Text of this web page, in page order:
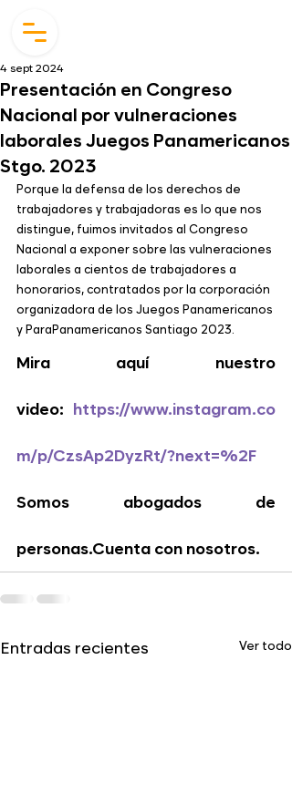
Presentación en Congreso
Nacional por vulneraciones
laborales Juegos Panamericanos
Stgo. 2023
4 sept 2024
Porque la defensa de los derechos de
trabajadores y trabajadoras es lo que nos
distingue, fuimos invitados al Congreso
Nacional a exponer sobre las vulneraciones
laborales a cientos de trabajadores a
honorarios, contratados por la corporación
organizadora de los Juegos Panamericanos
y ParaPanamericanos Santiago 2023.
Mira aquí nuestro
video: https://www.instagram.co
m/p/CzsAp2DyzRt/?next=%2F
Somos abogados de
personas.Cuenta con nosotros.
Entradas recientes Ver todo